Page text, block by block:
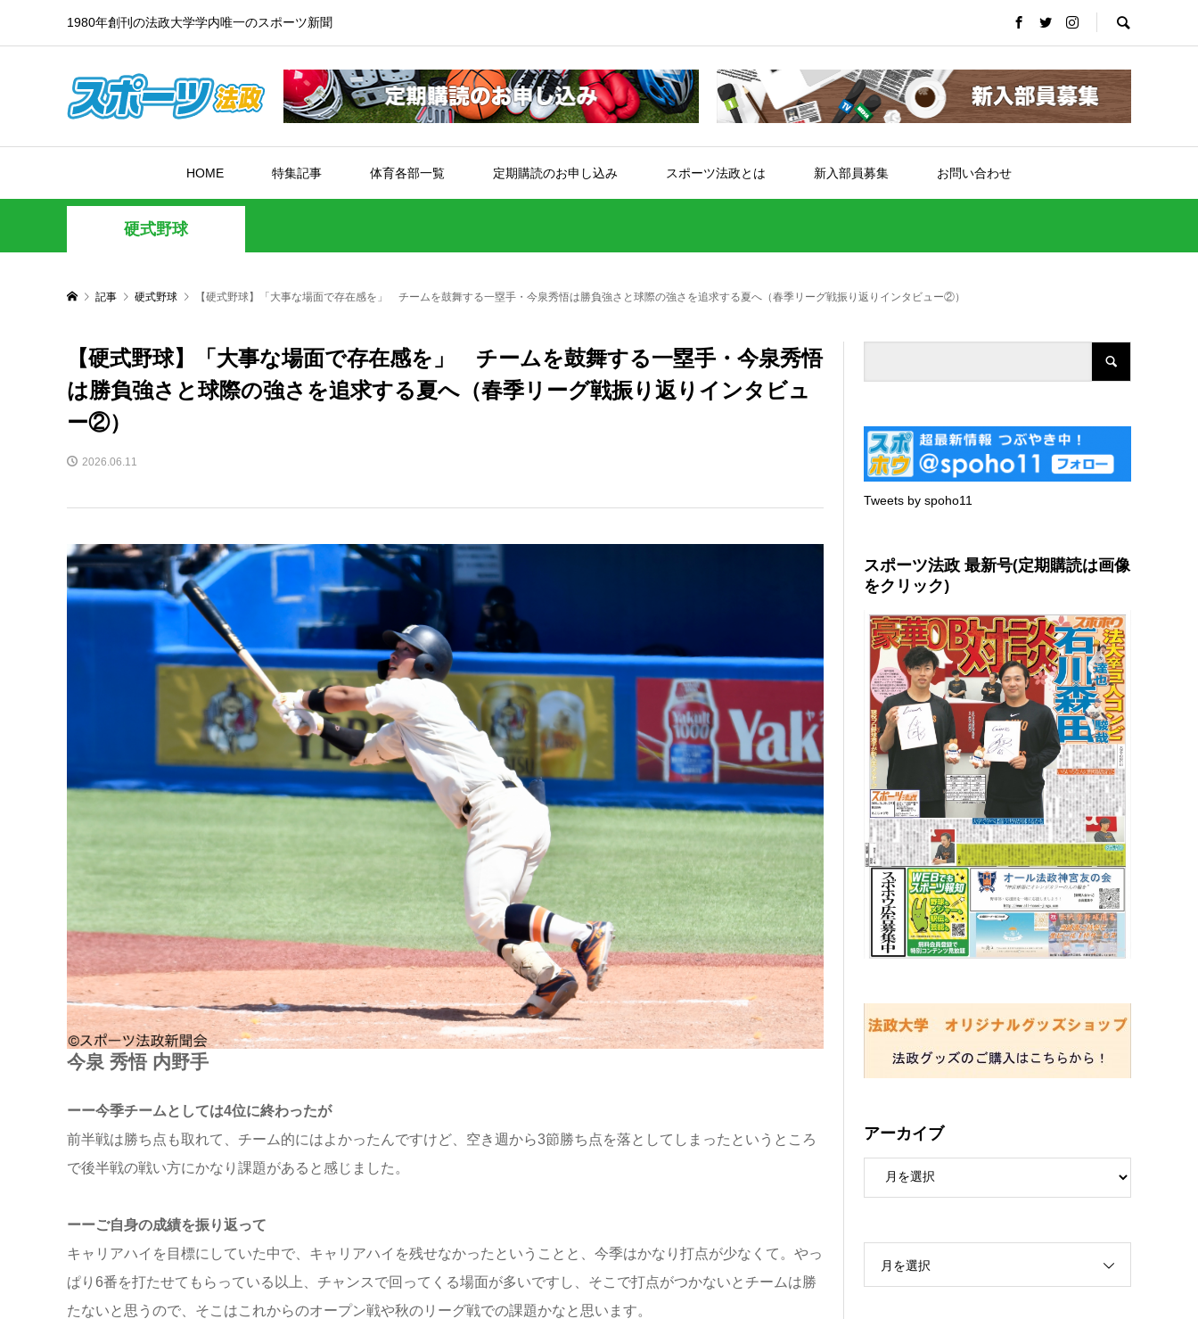
1980年創刊の法政大学学内唯一のスポーツ新聞
HOME 特集記事 体育各部一覧 定期購読のお申し込み スポーツ法政とは 新入部員募集 お問い合わせ
硬式野球
記事 硬式野球 【硬式野球】「大事な場面で存在感を」 チームを鼓舞する一塁手・今泉秀悟は勝負強さと球際の強さを追求する夏へ（春季リーグ戦振り返りインタビュー②）
【硬式野球】「大事な場面で存在感を」 チームを鼓舞する一塁手・今泉秀悟
は勝負強さと球際の強さを追求する夏へ（春季リーグ戦振り返りインタビュ
ー②）
2026.06.11
今泉 秀悟 内野手
ーー今季チームとしては4位に終わったが
前半戦は勝ち点も取れて、チーム的にはよかったんですけど、空き週から3節勝ち点を落としてしまったというところ
で後半戦の戦い方にかなり課題があると感じました。
ーーご自身の成績を振り返って
キャリアハイを目標にしていた中で、キャリアハイを残せなかったということと、今季はかなり打点が少なくて。やっ
ぱり6番を打たせてもらっている以上、チャンスで回ってくる場面が多いですし、そこで打点がつかないとチームは勝
たないと思うので、そこはこれからのオープン戦や秋のリーグ戦での課題かなと思います。
Tweets by spoho11
スポーツ法政 最新号(定期購読は画像
をクリック)
アーカイブ
月を選択